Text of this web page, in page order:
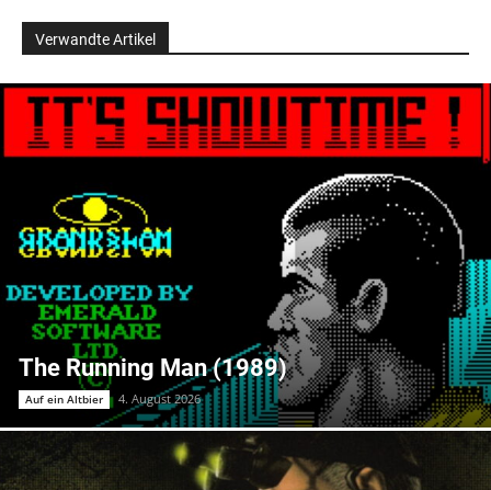
Verwandte Artikel
The Running Man (1989)
Auf ein Altbier 4. August 2026